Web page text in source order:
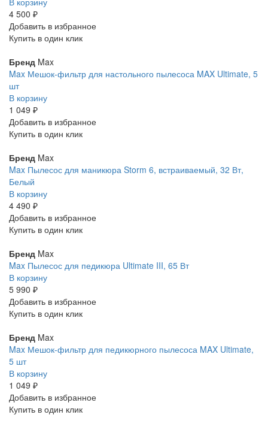
4 500 ₽
Добавить в избранное
Купить в один клик
Бренд Max
Max Мешок-фильтр для настольного пылесоса MAX Ultimate, 5
шт
В корзину
1 049 ₽
Добавить в избранное
Купить в один клик
Бренд Max
Max Пылесос для маникюра Storm 6, встраиваемый, 32 Вт,
Белый
В корзину
4 490 ₽
Добавить в избранное
Купить в один клик
Бренд Max
Max Пылесос для педикюра Ultimate III, 65 Вт
В корзину
5 990 ₽
Добавить в избранное
Купить в один клик
Бренд Max
Max Мешок-фильтр для педикюрного пылесоса MAX Ultimate,
5 шт
В корзину
1 049 ₽
Добавить в избранное
Купить в один клик